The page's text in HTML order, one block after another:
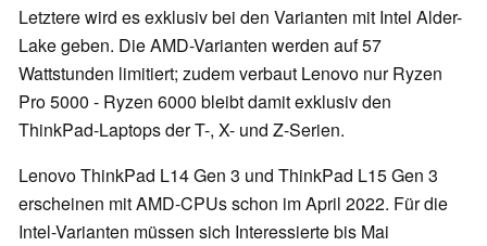
Letztere wird es exklusiv bei den Varianten mit Intel Alder-
Lake geben. Die AMD-Varianten werden auf 57
Wattstunden limitiert; zudem verbaut Lenovo nur Ryzen
Pro 5000 - Ryzen 6000 bleibt damit exklusiv den
ThinkPad-Laptops der T-, X- und Z-Serien.
Lenovo ThinkPad L14 Gen 3 und ThinkPad L15 Gen 3
erscheinen mit AMD-CPUs schon im April 2022. Für die
Intel-Varianten müssen sich Interessierte bis Mai